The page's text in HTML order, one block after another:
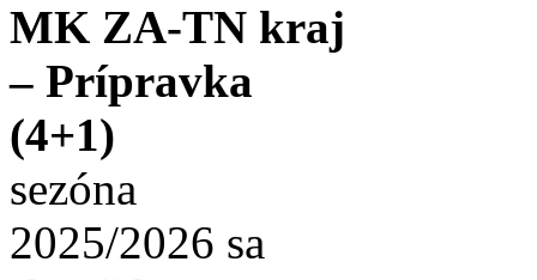
MK ZA-TN kraj
– Prípravka
(4+1)
sezóna
2025/2026 sa